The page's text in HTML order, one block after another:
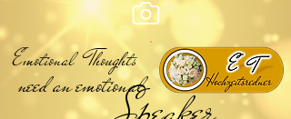
Emotional Thoughts
need an emotional